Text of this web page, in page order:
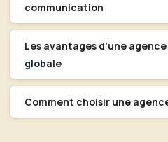
communication
Les avantages d’une
globale
Comment choisir une